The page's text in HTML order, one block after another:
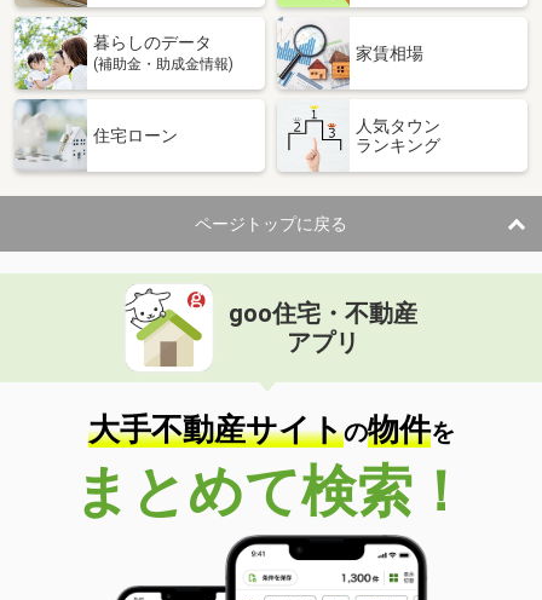
暮らしのデータ
(補助金・助成金情報)
家賃相場
住宅ローン
人気タウン
ランキング
ページトップに戻る
goo住宅・不動産
アプリ
大手不動産サイトの物件を
まとめて検索！